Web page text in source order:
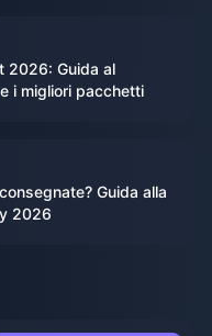
2026: Guida al
i migliori pacchetti
Guida alla
2026